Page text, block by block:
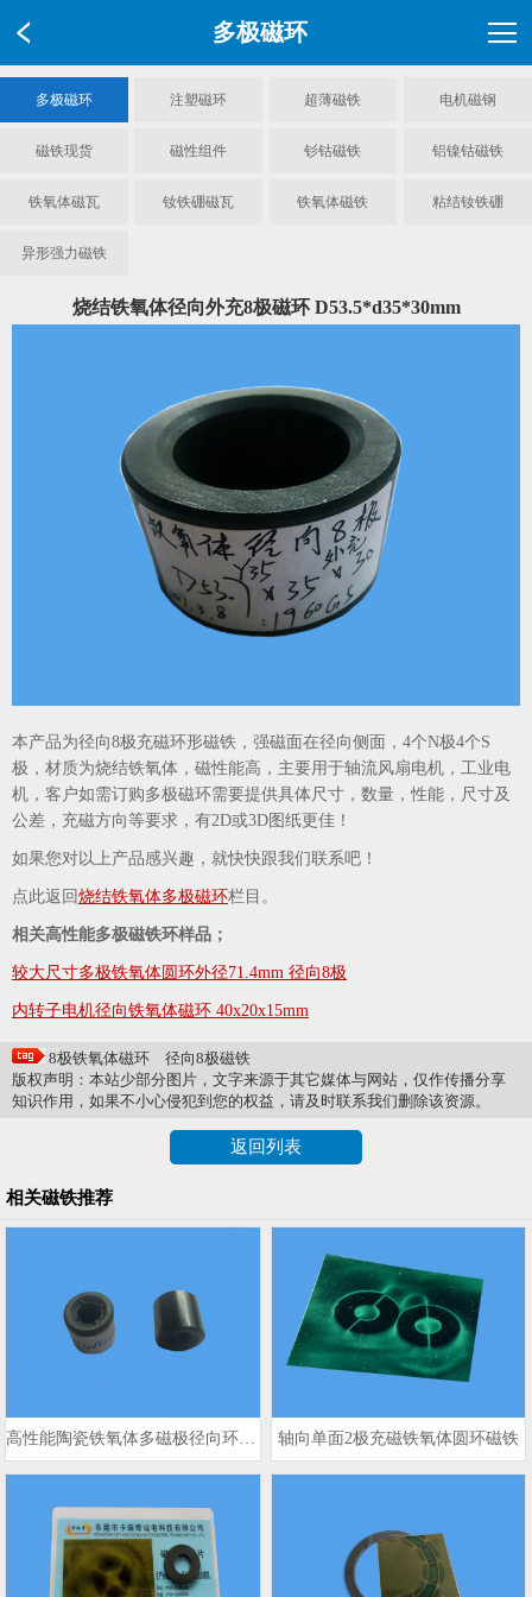
多极磁环
多极磁环 注塑磁环 超薄磁铁 电机磁钢
磁铁现货 磁性组件 钐钴磁铁 铝镍钴磁铁
铁氧体磁瓦 钕铁硼磁瓦 铁氧体磁铁 粘结钕铁硼
异形强力磁铁
烧结铁氧体径向外充8极磁环 D53.5*d35*30mm
本产品为径向8极充磁环形磁铁，强磁面在径向侧面，4个N极4个S
极，材质为烧结铁氧体，磁性能高，主要用于轴流风扇电机，工业电
机，客户如需订购多极磁环需要提供具体尺寸，数量，性能，尺寸及
公差，充磁方向等要求，有2D或3D图纸更佳！
如果您对以上产品感兴趣，就快快跟我们联系吧！
点此返回烧结铁氧体多极磁环栏目。
相关高性能多极磁铁环样品；
较大尺寸多极铁氧体圆环外径71.4mm 径向8极
内转子电机径向铁氧体磁环 40x20x15mm
8极铁氧体磁环
径向8极磁铁
版权声明：本站少部分图片，文字来源于其它媒体与网站，仅作传播分享
知识作用，如果不小心侵犯到您的权益，请及时联系我们删除该资源。
返回列表
相关磁铁推荐
轴向单面2极充磁铁氧体圆环磁铁